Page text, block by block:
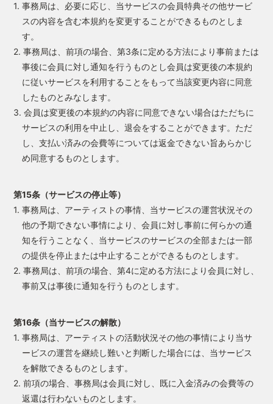
1. 事務局は、必要に応じ、当サービスの会員特典その他サービ
スの内容を含む本規約を変更することができるものとしま
す。
2. 事務局は、前項の場合、第3条に定める方法により事前または
事後に会員に対し通知を行うものとし会員は変更後の本規約
に従いサービスを利用することをもって当該変更内容に同意
したものとみなします。
3. 会員は変更後の本規約の内容に同意できない場合はただちに
サービスの利用を中止し、退会をすることができます。ただ
し、支払い済みの会費等については返金できない旨あらかじ
め同意するものとします。
第15条（サービスの停止等）
1. 事務局は、アーティストの事情、当サービスの運営状況その
他の予期できない事情により、会員に対し事前に何らかの通
知を行うことなく、当サービスのサービスの全部または一部
の提供を停止または中止することができるものとします。
2. 事務局は、前項の場合、第4に定める方法により会員に対し、
事前又は事後に通知を行うものとします。
第16条（当サービスの解散）
1. 事務局は、アーティストの活動状況その他の事情により当サ
ービスの運営を継続し難いと判断した場合には、当サービス
を解散できるものとします。
2. 前項の場合、事務局は会員に対し、既に入金済みの会費等の
返還は行わないものとします。